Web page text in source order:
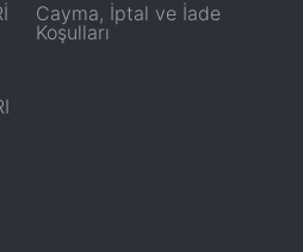
Cayma, İptal ve İade
Koşulları